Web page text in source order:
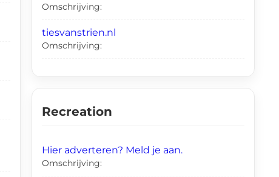
Omschrijving:
tiesvanstrien.nl
Omschrijving:
Recreation
Hier adverteren? Meld je aan.
Omschrijving: